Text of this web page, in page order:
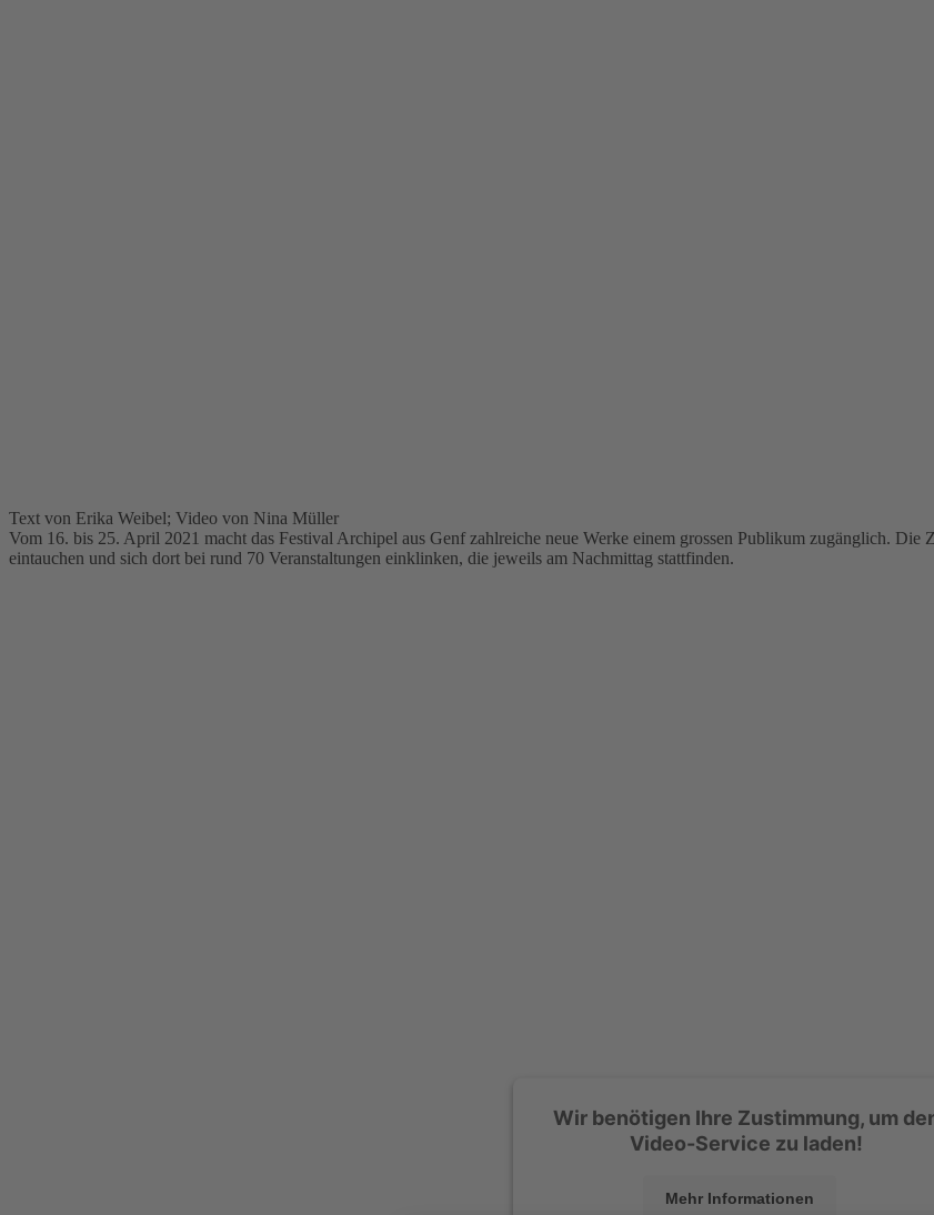
Text von Erika Weibel; Video von Nina Müller
Vom 16. bis 25. April 2021 macht das Festival Archipel aus Genf zahlreiche neue Werke einem grossen Publikum zugänglich. Die
eintauchen und sich dort bei rund 70 Veranstaltungen einklinken, die jeweils am Nachmittag stattfinden.
Wir benötigen Ihre Zustimmung, um
Video-Service zu laden!
Mehr Informationen